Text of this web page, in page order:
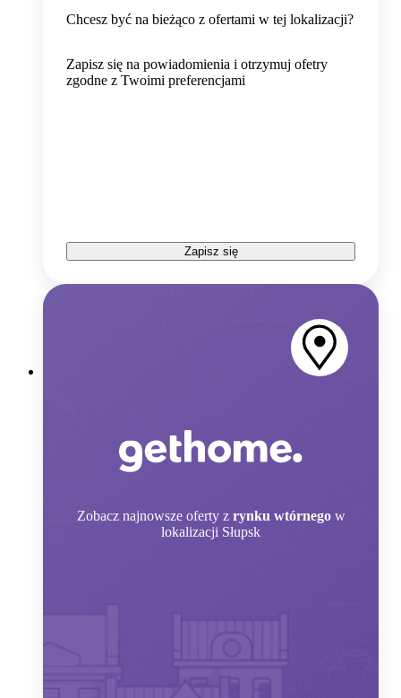
Chcesz być na bieżąco z ofertami w tej lokalizacji?
Zapisz się na powiadomienia i otrzymuj ofetry
zgodne z Twoimi preferencjami
Zapisz się
Zobacz najnowsze oferty z rynku wtórnego w
lokalizacji Słupsk